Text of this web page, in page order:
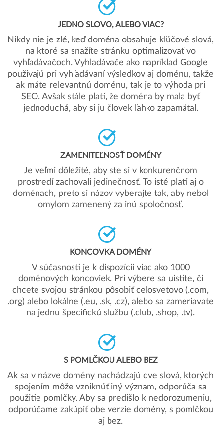
JEDNO SLOVO, ALEBO VIAC?
Nikdy nie je zlé, keď doména obsahuje kľúčové slová,
na ktoré sa snažíte stránku optimalizovať vo
vyhľadávačoch. Vyhladávače ako napríklad Google
použivajú pri vyhľadávaní výsledkov aj doménu, takže
ak máte relevantnú doménu, tak je to výhoda pri
SEO. Avšak stále platí, že doména by mala byť
jednoduchá, aby si ju človek ľahko zapamätal.
ZAMENITEĽNOSŤ DOMÉNY
Je veľmi dôležité, aby ste si v konkurenčnom
prostredí zachovali jedinečnosť. To isté platí aj o
doménach, preto si názov vyberajte tak, aby nebol
omylom zamenený za inú spoločnosť.
KONCOVKA DOMÉNY
V súčasnosti je k dispozícii viac ako 1000
doménových koncoviek. Pri výbere sa uistite, či
chcete svojou stránkou pôsobiť celosvetovo (.com,
.org) alebo lokálne (.eu, .sk, .cz), alebo sa zameriavate
na jednu špecifickú službu (.club, .shop, .tv).
S POMLČKOU ALEBO BEZ
Ak sa v názve domény nachádzajú dve slová, ktorých
spojením môže vzniknúť iný význam, odporúča sa
použitie pomlčky. Aby sa predišlo k nedorozumeniu,
odporúčame zakúpiť obe verzie domény, s pomlčkou
aj bez.